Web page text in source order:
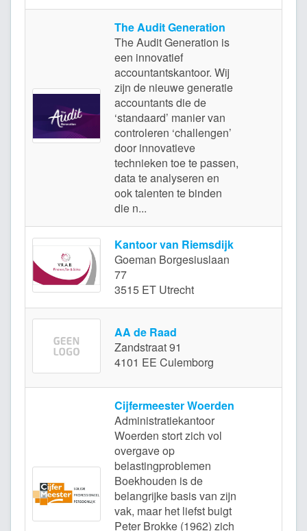
The Audit Generation
The Audit Generation is
een innovatief
accountantskantoor. Wij
zijn de nieuwe generatie
accountants die de
‘standaard’ manier van
controleren ‘challengen’
door innovatieve
technieken toe te passen,
data te analyseren en
ook talenten te binden
die n...
Kantoor van Riemsdijk
Goeman Borgesiuslaan
77
3515 ET Utrecht
AA de Raad
Zandstraat 91
4101 EE Culemborg
Cijfermeester Woerden
Administratiekantoor
Woerden stort zich vol
overgave op
belastingproblemen
Boekhouden is de
belangrijke basis van zijn
vak, maar het liefst buigt
Peter Brokke (1962) zich